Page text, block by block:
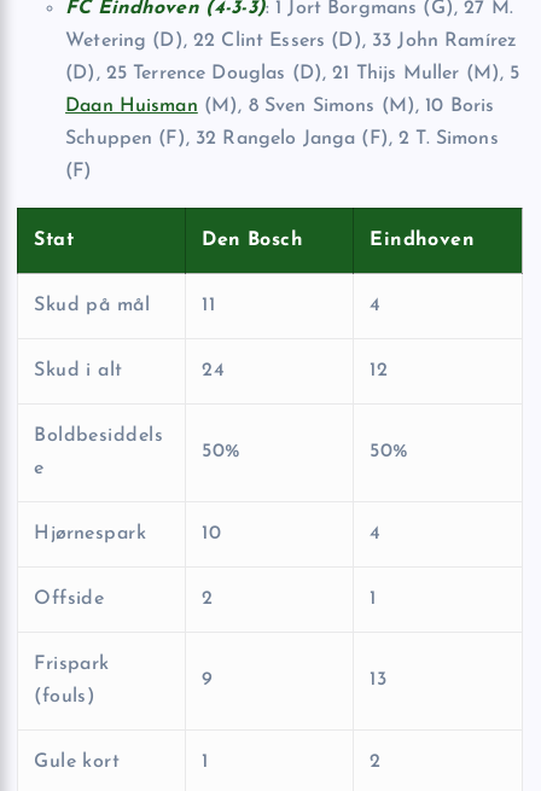
FC Eindhoven (4-3-3): 1 Jort Borgmans (G), 27 M.
Wetering (D), 22 Clint Essers (D), 33 John Ramírez
(D), 25 Terrence Douglas (D), 21 Thijs Muller (M), 5
Daan Huisman (M), 8 Sven Simons (M), 10 Boris
Schuppen (F), 32 Rangelo Janga (F), 2 T. Simons
(F)
Stat Den Bosch Eindhoven
Skud på mål 11 4
Skud i alt 24 12
Boldbesiddels
e
50% 50%
Hjørnespark 10 4
Offside 2 1
Frispark
(fouls)
9 13
Gule kort 1 2